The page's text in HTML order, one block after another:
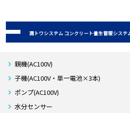
潤トワシステム コンクリート養生管理システ
親機(AC100V)
子機(AC100V・単一電池×3本)
ポンプ(AC100V)
水分センサー